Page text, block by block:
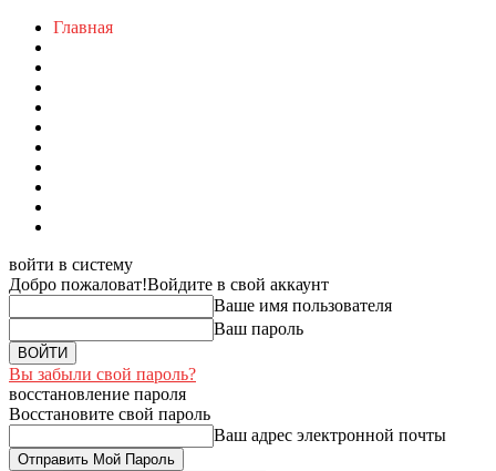
Главная
войти в систему
Добро пожаловат!Войдите в свой аккаунт
Ваше имя пользователя
Ваш пароль
Вы забыли свой пароль?
восстановление пароля
Восстановите свой пароль
Ваш адрес электронной почты